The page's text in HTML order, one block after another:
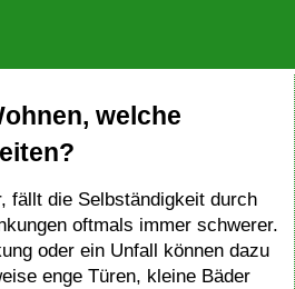
welche
fällt die Selbständigkeit durch
oftmals immer schwerer.
oder ein Unfall können dazu
enge Türen, kleine Bäder